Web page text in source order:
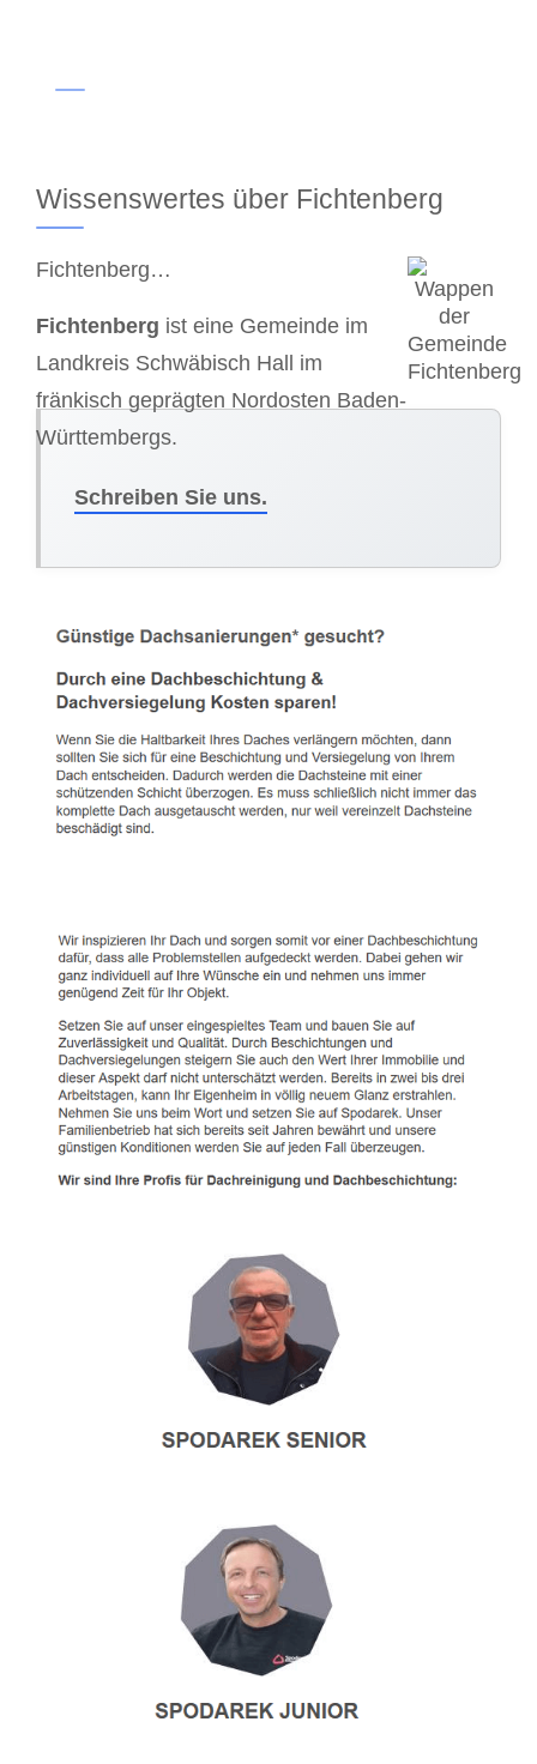
Wissenswertes über Fichtenberg
Fichtenberg…
Fichtenberg ist eine Gemeinde im
Landkreis Schwäbisch Hall im
fränkisch geprägten Nordosten Baden-
Württembergs.
Schreiben Sie uns.